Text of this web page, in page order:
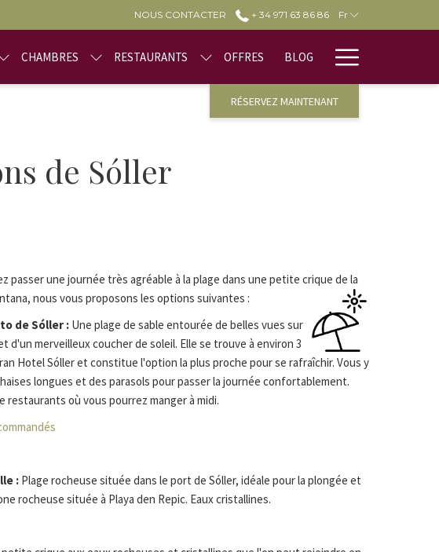
NOUS CONTACTER + 34 971 63 86 86 Fr
CHAMBRES RESTAURANTS OFFRES BLOG
Menu
RÉSERVEZ MAINTENANT
de Sóller
passer une journée très agréable à la plage dans une petite crique de la
nous vous proposons les options suivantes :
de Sóller : Une plage de sable entourée de belles vues sur
d'un merveilleux coucher de soleil. Elle se trouve à environ 3
Hotel Sóller et constitue l'option la plus proche pour se rafraîchir. Vous y
longues et des parasols pour passer la journée confortablement.
restaurants où vous pourrez manger à midi.
: Plage rocheuse située dans le port de Sóller, idéale pour la plongée et
rocheuse située à Playa den Repic. Eaux cristallines.